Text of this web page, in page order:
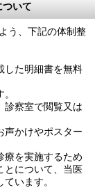
ついて
う、下記の体制整
した明細書を無料
診察室で閲覧又は
声かけやポスター
療を実施するため
とについて、当医
います。